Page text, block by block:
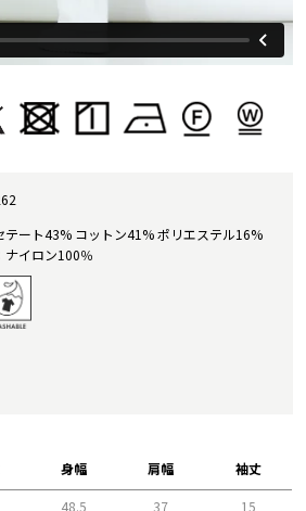
テート43% コットン41% ポリエステル16%
ナイロン100％
身幅 肩幅 袖丈
48.5 37 15